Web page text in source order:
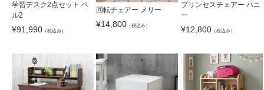
学習デスク2点セット ベ
ル2
¥91,990 （税込み）
回転チェアー メリー
¥14,800 （税込み）
プリンセスチェアー ハニ
ー
¥12,800（税込み）